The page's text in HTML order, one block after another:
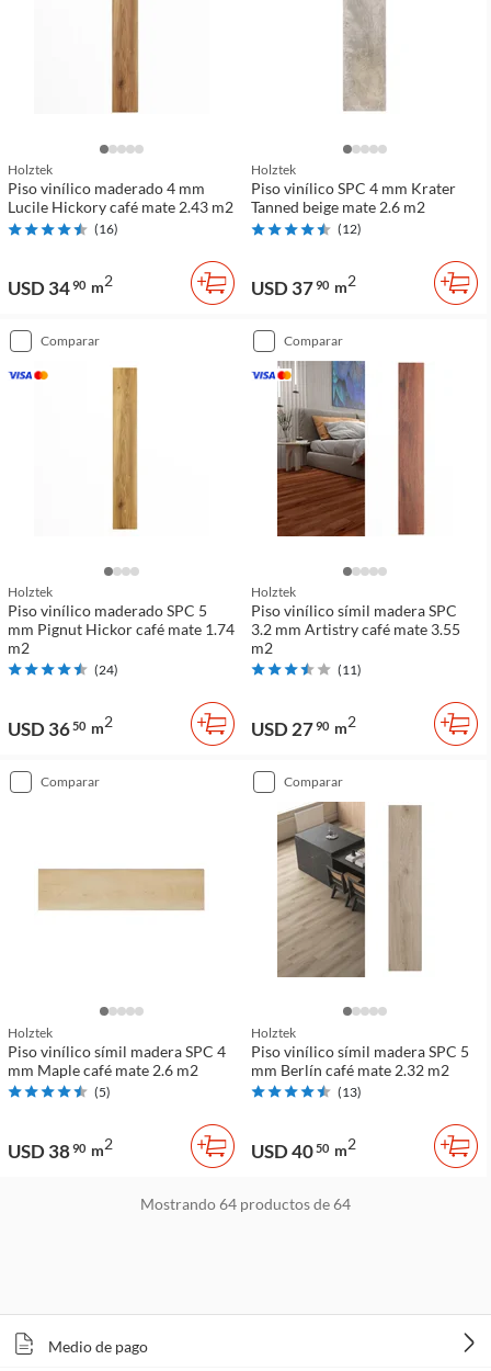
Holztek
Piso vinílico maderado 4 mm
Lucile Hickory café mate 2.43 m2
(16)
USD 3490 m2
Holztek
Piso vinílico SPC 4 mm Krater
Tanned beige mate 2.6 m2
(12)
USD 3790 m2
comparar
Holztek
Piso vinílico maderado SPC 5
mm Pignut Hickor café mate 1.74
m2
(24)
USD 3650 m2
comparar
Holztek
Piso vinílico símil madera SPC
3.2 mm Artistry café mate 3.55
m2
(11)
USD 2790 m2
comparar
Holztek
Piso vinílico símil madera SPC 4
mm Maple café mate 2.6 m2
(5)
USD 3890 m2
comparar
Holztek
Piso vinílico símil madera SPC 5
mm Berlín café mate 2.32 m2
(13)
USD 4050 m2
Mostrando64 productos de64
Medio de pago